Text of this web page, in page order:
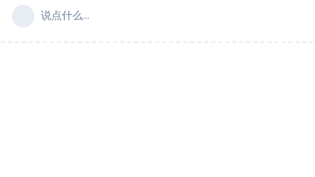
说点什么...